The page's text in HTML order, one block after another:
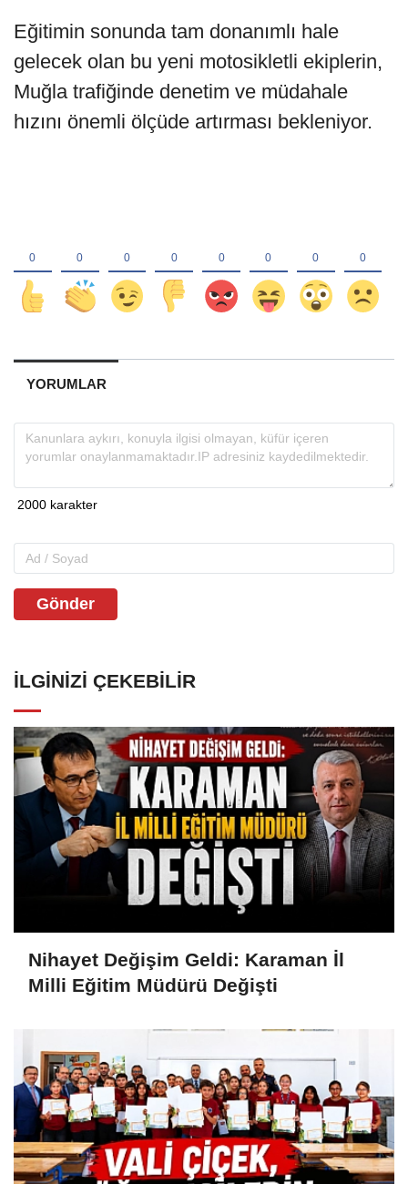
Eğitimin sonunda tam donanımlı hale
gelecek olan bu yeni motosikletli ekiplerin,
Muğla trafiğinde denetim ve müdahale
hızını önemli ölçüde artırması bekleniyor.
YORUMLAR
Gönder
İLGINIZI ÇEKEBILIR
Nihayet Değişim Geldi: Karaman İl
Milli Eğitim Müdürü Değişti